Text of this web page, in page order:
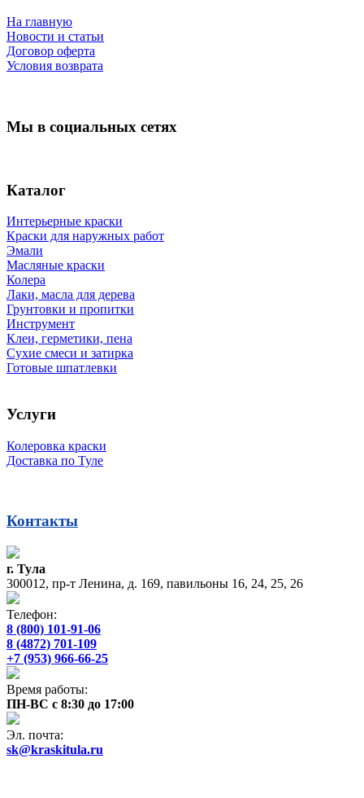
На главную
Новости и статьи
Договор оферта
Условия возврата
Мы в социальных сетях
Каталог
Интерьерные краски
Краски для наружных работ
Эмали
Масляные краски
Колера
Лаки, масла для дерева
Грунтовки и пропитки
Инструмент
Клеи, герметики, пена
Сухие смеси и затирка
Готовые шпатлевки
Услуги
Колеровка краски
Доставка по Туле
Контакты
г. Тула
300012, пр-т Ленина, д. 169, павильоны 16, 24, 25, 26
Телефон:
8 (800) 101-91-06
8 (4872) 701-109
+7 (953) 966-66-25
Время работы:
ПН-ВС с 8:30 до 17:00
Эл. почта:
sk@kraskitula.ru